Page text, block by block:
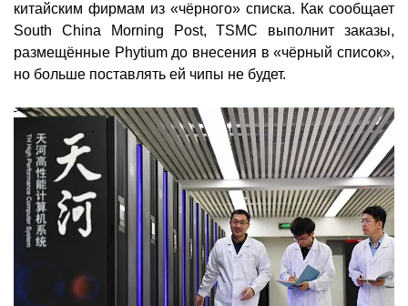
китайским фирмам из «чёрного» списка. Как сообщает
South China Morning Post, TSMC выполнит заказы,
размещённые Phytium до внесения в «чёрный список»,
но больше поставлять ей чипы не будет.